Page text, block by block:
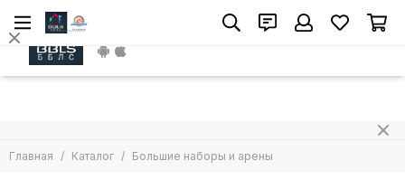
Главная Каталог Большие наборы и арены